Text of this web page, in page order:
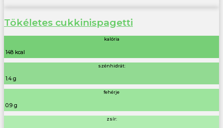
Tökéletes cukkinispagetti
kalória
148 kcal
szénhidrát:
1.4 g
fehérje
0.9 g
zsír: